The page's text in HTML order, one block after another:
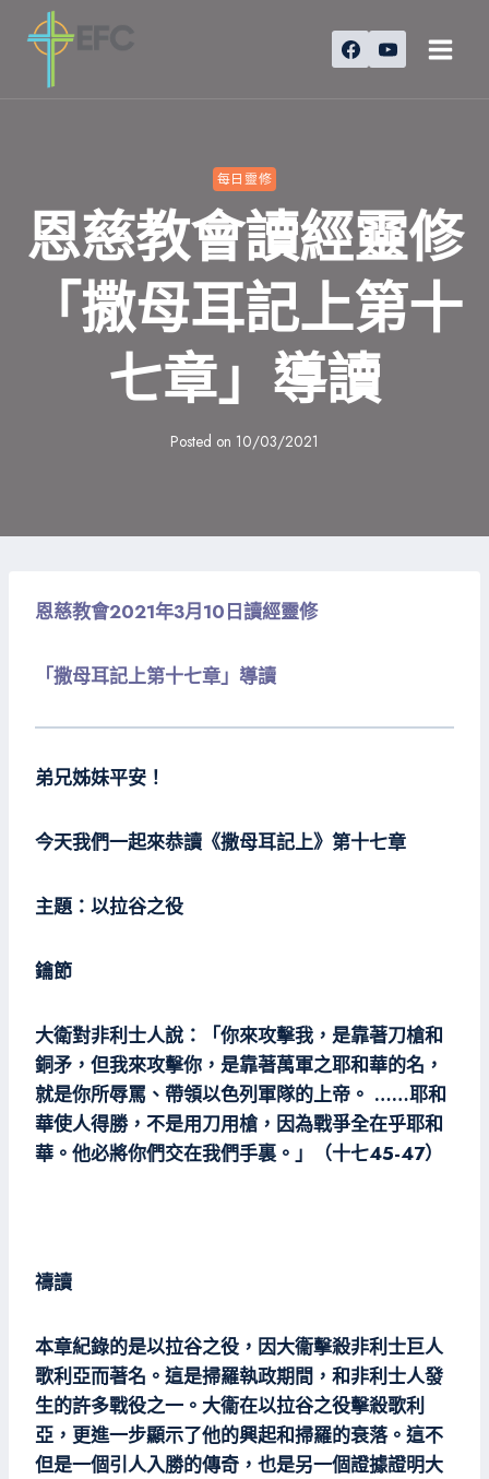
每日靈修
恩慈教會讀經靈修
「撒母耳記上第十
七章」導讀
Posted on 10/03/2021
恩慈教會2021年3月10日讀經靈修
「撒母耳記上第十七章」導讀
弟兄姊妹平安！
今天我們一起來恭讀《撒母耳記上》第十七章
主題：以拉谷之役
鑰節
大衛對非利士人說：「你來攻擊我，是靠著刀槍和
銅矛，但我來攻擊你，是靠著萬軍之耶和華的名，
就是你所辱罵、帶領以色列軍隊的上帝。 ……耶和
華使人得勝，不是用刀用槍，因為戰爭全在乎耶和
華。他必將你們交在我們手裏。」（十七45-47）
禱讀
本章紀錄的是以拉谷之役，因大衞擊殺非利士巨人
歌利亞而著名。這是掃羅執政期間，和非利士人發
生的許多戰役之一。大衞在以拉谷之役擊殺歌利
亞，更進一步顯示了他的興起和掃羅的衰落。這不
但是一個引人入勝的傳奇，也是另一個證據證明大